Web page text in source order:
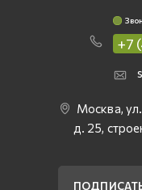
+7
Москва,
д. 25,